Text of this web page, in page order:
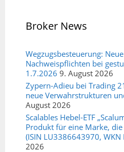
Broker News
Wegzugsbesteuerung:
Nachweispflichten bei
1.7.2026 9. August 2026
Zypern-Adieu bei Trading
neue Verwahrstrukturen
August 2026
Scalables Hebel-ETF
Produkt für eine Marke,
(ISIN LU3386643970, WKN
2026